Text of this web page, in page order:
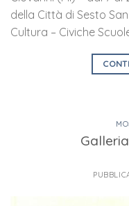
della Città di Sesto
Cultura – Civiche